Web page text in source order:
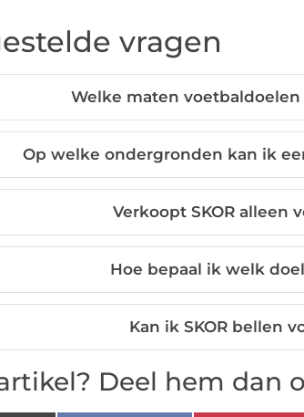
vragen
Welke maten
Op welke ondergronden kan ik
Verkoopt SKOR alleen
Hoe bepaal ik welk
Kan ik SKOR bellen
Deel hem dan